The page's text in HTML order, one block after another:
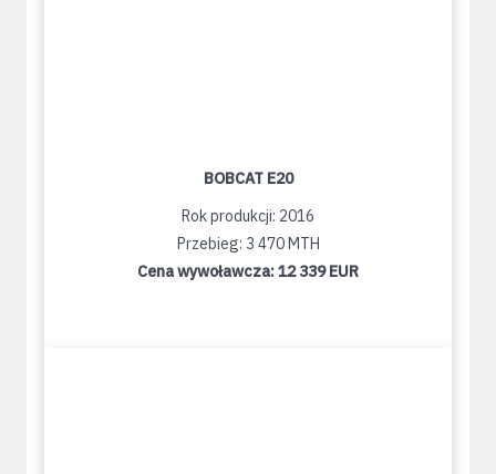
BOBCAT E20
Rok produkcji: 2016
Przebieg: 3 470 MTH
Cena wywoławcza:12 339 EUR